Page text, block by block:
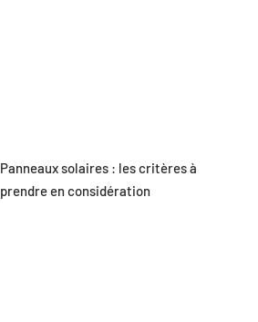
Panneaux solaires : les critères à
prendre en considération